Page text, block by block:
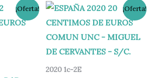
¡Oferta! ¡Oferta!
2020 1c-2E
El
precio
original
era:
2,20 €.
El
precio
actual
es:
1,20 €.